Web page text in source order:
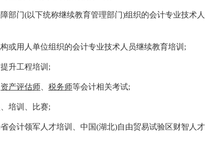
部门(以下统称继续教育管理部门)组织的会计专业技术
或用人单位组织的会计专业技术人员继续教育培训;
升工程培训;
资产评估师 税务师等会计相关考试;
培训、比赛;
会计领军人才培训、中国(湖北)自由贸易试验区财智人